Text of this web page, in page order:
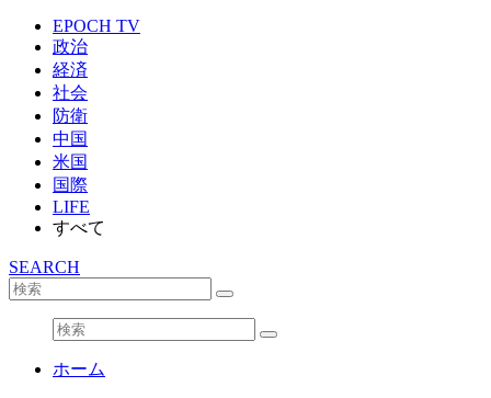
EPOCH TV
政治
経済
社会
防衛
中国
米国
国際
LIFE
すべて
SEARCH
ホーム